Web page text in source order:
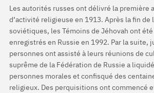
Les autorités russes ont délivré la première
d’activité religieuse en 1913. Après la fin de
soviétiques, les Témoins de Jéhovah ont
enregistrés en Russie en 1992. Par la suite,
personnes ont assisté à leurs réunions de
suprême de la Fédération de Russie a
personnes morales et confisqué des
religieux. Des perquisitions ont commencé